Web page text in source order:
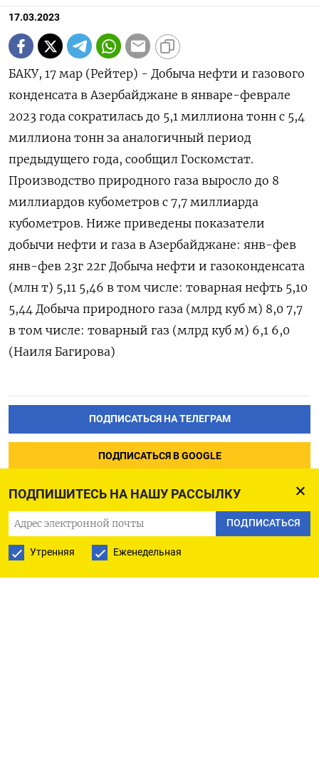
ПОДПИШИТЕСЬ НА НАШУ РАССЫЛКУ
ПОДПИСАТЬСЯ
Утренняя Еженедельная
17.03.2023
БАКУ, 17 мар (Рейтер) - Добыча нефти и газового
конденсата в Азербайджане в январе-феврале
2023 года сократилась до 5,1 миллиона тонн с 5,4
миллиона тонн за аналогичный период
предыдущего года, сообщил Госкомстат.
Производство природного газа выросло до 8
миллиардов кубометров с 7,7 миллиарда
кубометров. Ниже приведены показатели
добычи нефти и газа в Азербайджане: янв-фев
янв-фев 23г 22г Добыча нефти и газоконденсата
(млн т) 5,11 5,46 в том числе: товарная нефть 5,10
5,44 Добыча природного газа (млрд куб м) 8,0 7,7
в том числе: товарный газ (млрд куб м) 6,1 6,0
(Наиля Багирова)
ПОДПИСАТЬСЯ НА ТЕЛЕГРАМ
ПОДПИСАТЬСЯ В GOOGLE